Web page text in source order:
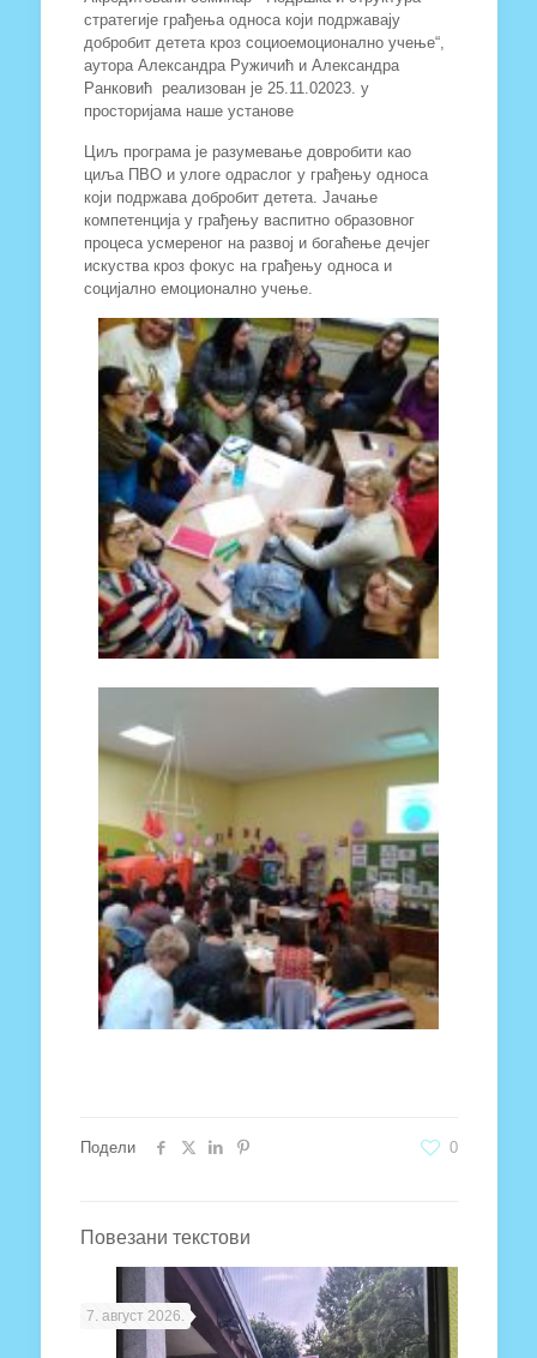
стратегије грађења односа који подржавају
добробит детета кроз социоемоционално учење“,
аутора Александра Ружичић и Александра
Ранковић реализован је 25.11.02023. у
просторијама наше установе
Циљ програма је разумевање довробити као
циља ПВО и улоге одраслог у грађењу односа
који подржава добробит детета. Јачање
компетенција у грађењу васпитно образовног
процеса усмереног на развој и богаћење дечјег
искуства кроз фокус на грађењу односа и
социјално емоционално учење.
Подели 0
Повезани текстови
7. август 2026.